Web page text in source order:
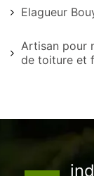
Elagueur
Artisan pour
de toiture et